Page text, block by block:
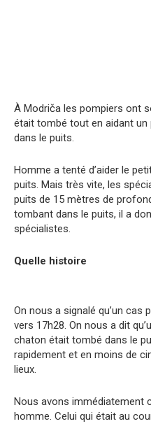
À Modriča les pompiers ont
était tombé tout en aidant
dans le puits.
Homme a tenté d’aider le
puits. Mais très vite, les
puits de 15 mètres de
tombant dans le puits, il a
spécialistes.
Quelle histoire
On nous a signalé qu’un cas
vers 17h28. On nous a dit
chaton était tombé dans le
rapidement et en moins de
lieux.
Nous avons immédiatement
homme. Celui qui était au